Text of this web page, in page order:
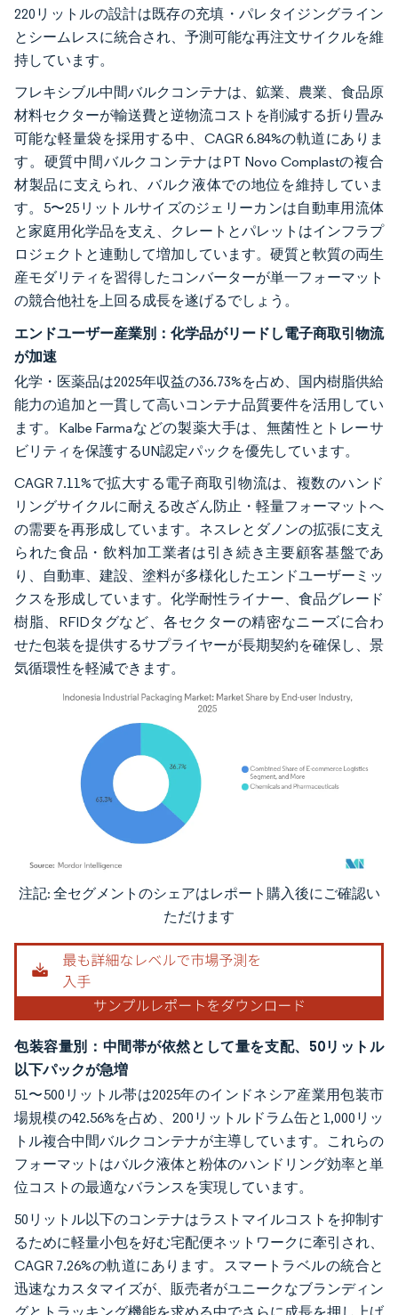
220リットルの設計は既存の充填・パレタイジングライン
とシームレスに統合され、予測可能な再注文サイクルを維
持しています。
フレキシブル中間バルクコンテナは、鉱業、農業、食品原
材料セクターが輸送費と逆物流コストを削減する折り畳み
可能な軽量袋を採用する中、CAGR 6.84%の軌道にありま
す。硬質中間バルクコンテナはPT Novo Complastの複合
材製品に支えられ、バルク液体での地位を維持していま
す。5〜25リットルサイズのジェリーカンは自動車用流体
と家庭用化学品を支え、クレートとパレットはインフラプ
ロジェクトと連動して増加しています。硬質と軟質の両生
産モダリティを習得したコンバーターが単一フォーマット
の競合他社を上回る成長を遂げるでしょう。
エンドユーザー産業別：化学品がリードし電子商取引物流
が加速
化学・医薬品は2025年収益の36.73%を占め、国内樹脂供給
能力の追加と一貫して高いコンテナ品質要件を活用してい
ます。Kalbe Farmaなどの製薬大手は、無菌性とトレーサ
ビリティを保護するUN認定パックを優先しています。
CAGR 7.11%で拡大する電子商取引物流は、複数のハンド
リングサイクルに耐える改ざん防止・軽量フォーマットへ
の需要を再形成しています。ネスレとダノンの拡張に支え
られた食品・飲料加工業者は引き続き主要顧客基盤であ
り、自動車、建設、塗料が多様化したエンドユーザーミッ
クスを形成しています。化学耐性ライナー、食品グレード
樹脂、RFIDタグなど、各セクターの精密なニーズに合わ
せた包装を提供するサプライヤーが長期契約を確保し、景
気循環性を軽減できます。
画像 © Mordor Intelligence。再利用にはCC BY 4.0の表示が必要です。
注記: 全セグメントのシェアはレポート購入後にご確認い
ただけます
包装容量別：中間帯が依然として量を支配、50リットル
以下パックが急増
51〜500リットル帯は2025年のインドネシア産業用包装市
場規模の42.56%を占め、200リットルドラム缶と1,000リッ
トル複合中間バルクコンテナが主導しています。これらの
フォーマットはバルク液体と粉体のハンドリング効率と単
位コストの最適なバランスを実現しています。
50リットル以下のコンテナはラストマイルコストを抑制す
るために軽量小包を好む宅配便ネットワークに牽引され、
CAGR 7.26%の軌道にあります。スマートラベルの統合と
迅速なカスタマイズが、販売者がユニークなブランディン